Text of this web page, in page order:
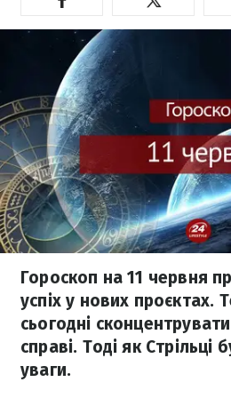
Гороскоп на 11 червня
успіх у нових проєктах.
сьогодні
справі. Тоді як Стрільці
уваги.